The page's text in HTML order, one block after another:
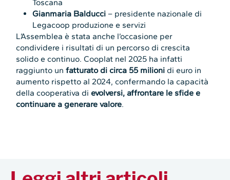
Toscana
Gianmaria Balducci – presidente nazionale di
Legacoop produzione e servizi
L’Assemblea è stata anche l’occasione per
condividere i risultati di un percorso di crescita
solido e continuo. Cooplat nel 2025 ha infatti
raggiunto unfatturato di circa 55 milioni di euro in
aumento rispetto al 2024, confermando la capacità
della cooperativa dievolversi, affrontare le sfide e
continuare a generare valore.